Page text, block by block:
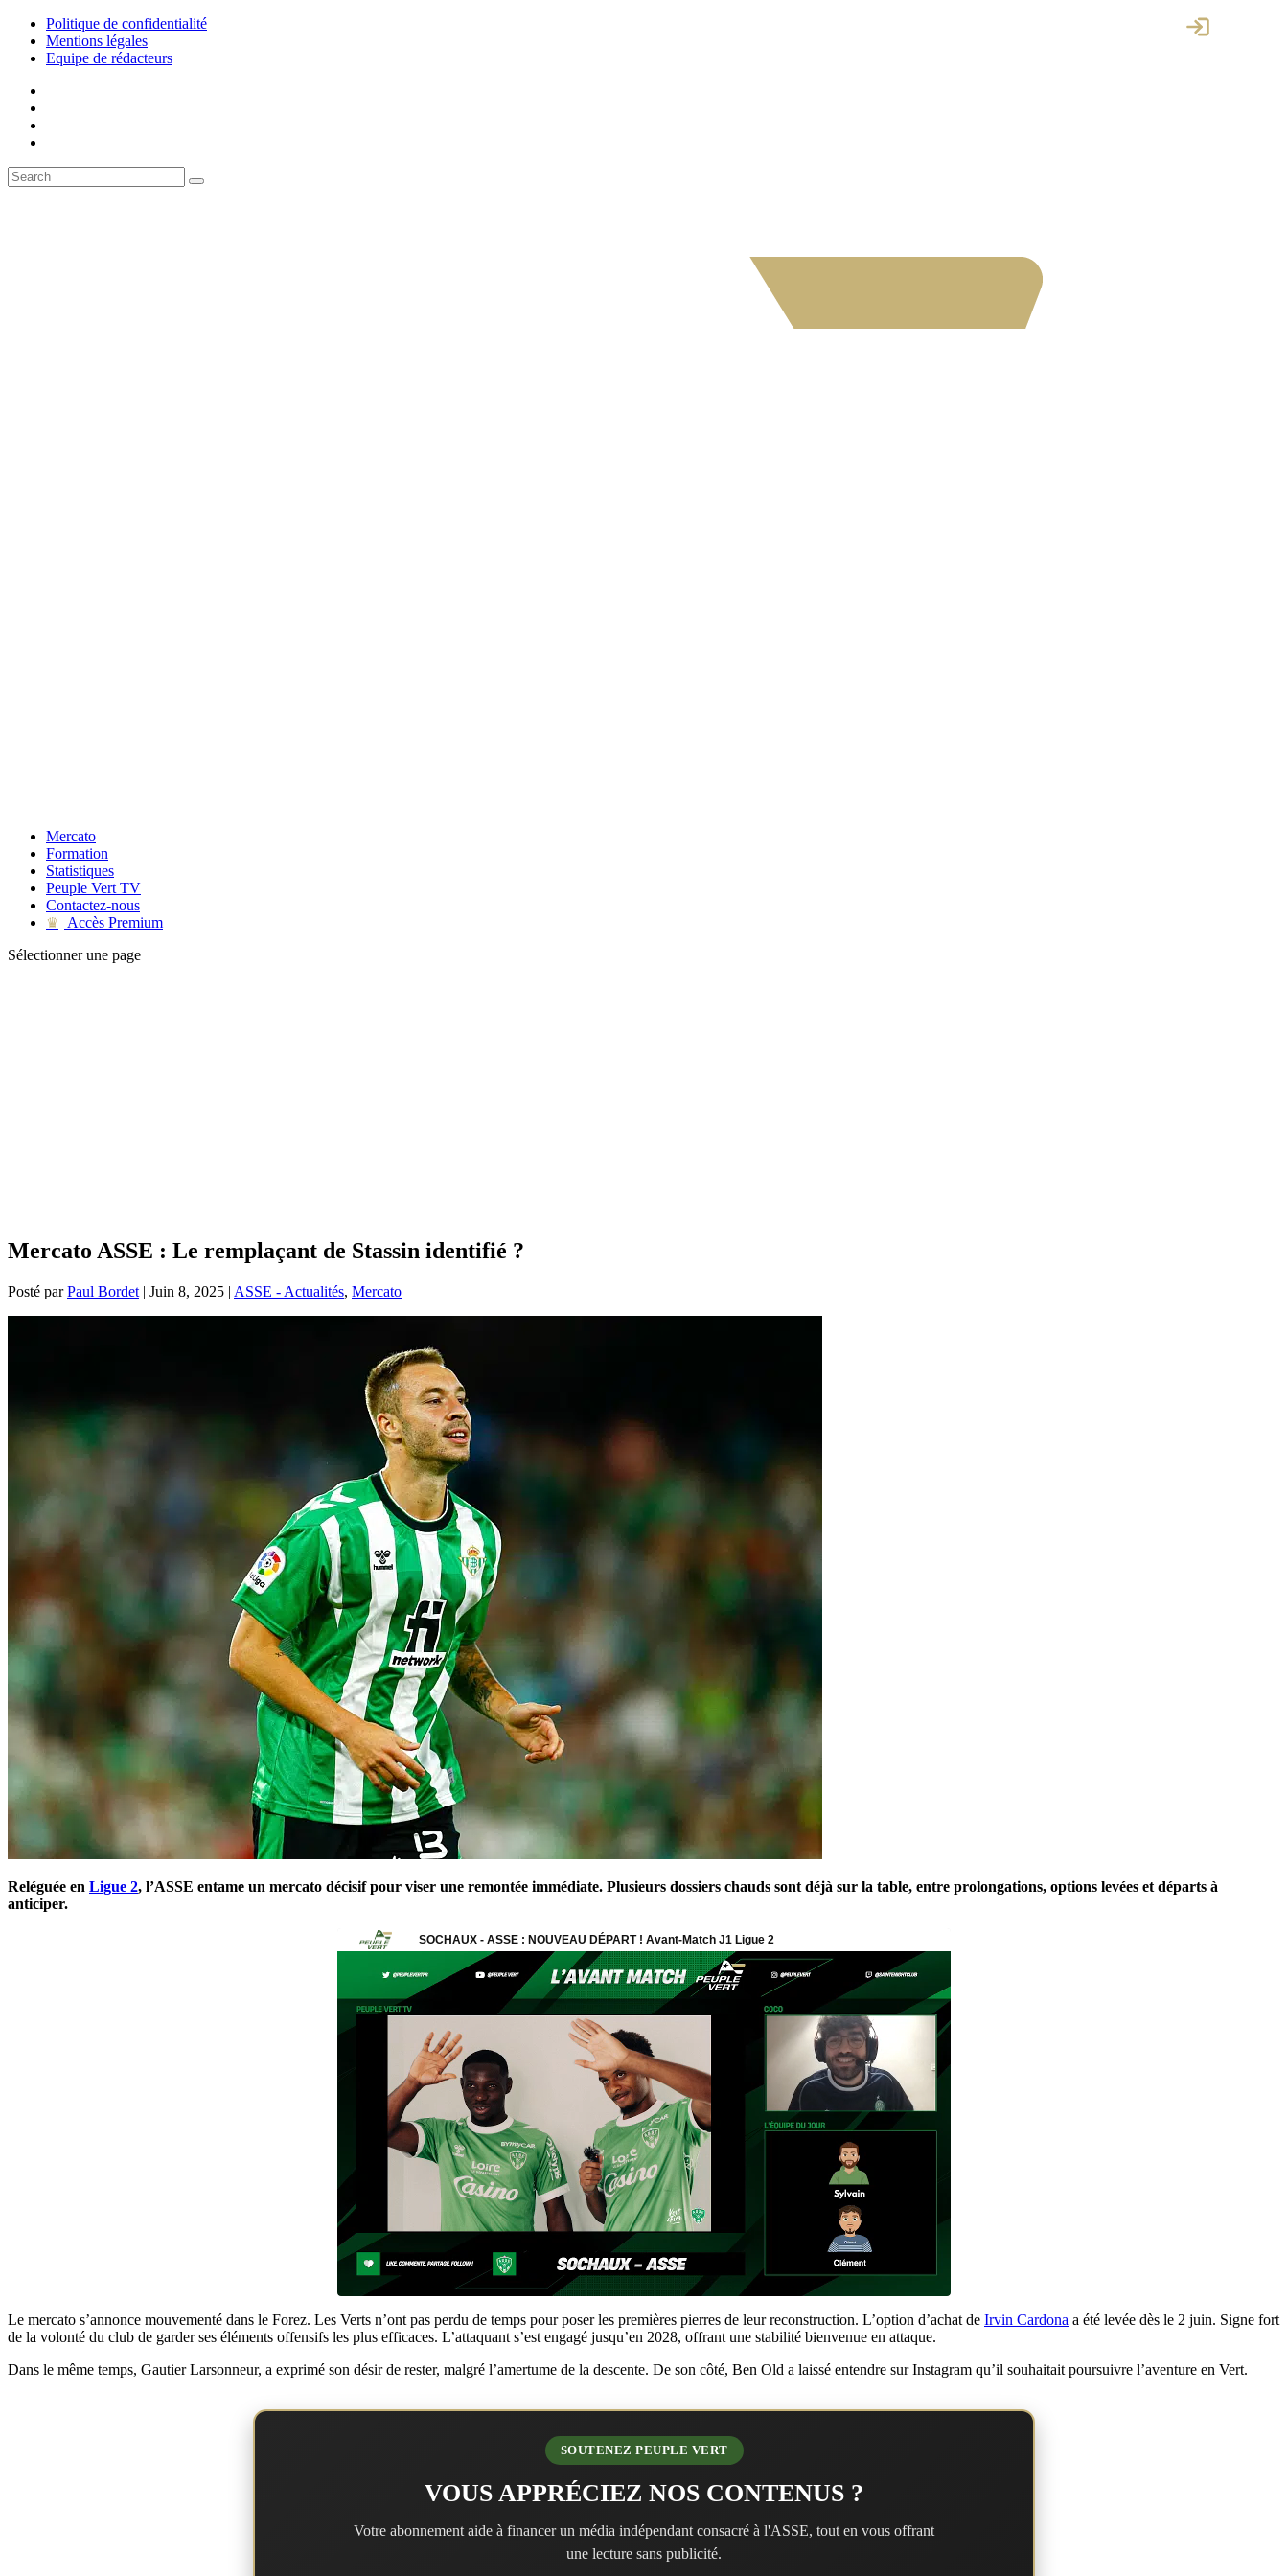
Politique de confidentialité
Mentions légales
Equipe de rédacteurs
Mercato
Formation
Statistiques
Peuple Vert TV
Contactez-nous
♛
Accès Premium
Sélectionner une page
Mercato ASSE : Le remplaçant de Stassin identifié ?
Posté parPaul Bordet | Juin 8, 2025 | ASSE - Actualités, Mercato
Reléguée en Ligue 2, l’ASSE entame un mercato décisif pour viser une remontée immédiate. Plusieurs dossiers chauds sont déjà sur la table, entre prolongations, options levées et départs à
anticiper.
Le mercato s’annonce mouvementé dans le Forez. Les Verts n’ont pas perdu de temps pour poser les premières pierres de leur reconstruction. L’option d’achat de Irvin Cardona a été levée dès le 2 juin. Signe fort
de la volonté du club de garder ses éléments offensifs les plus efficaces. L’attaquant s’est engagé jusqu’en 2028, offrant une stabilité bienvenue en attaque.
Dans le même temps, Gautier Larsonneur, a exprimé son désir de rester, malgré l’amertume de la descente. De son côté, Ben Old a laissé entendre sur Instagram qu’il souhaitait poursuivre l’aventure en Vert.
SOUTENEZ PEUPLE VERT
VOUS APPRÉCIEZ NOS CONTENUS ?
Votre abonnement aide à financer un média indépendant consacré à l'ASSE, tout en vous offrant
une lecture sans publicité.